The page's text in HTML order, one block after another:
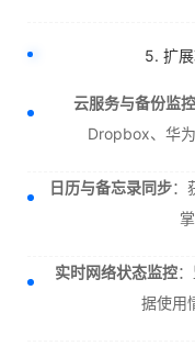
5. 扩
云服务与备份监控
Dropbox、华
日历与备忘录同步：
实时网络状态监控
据使用